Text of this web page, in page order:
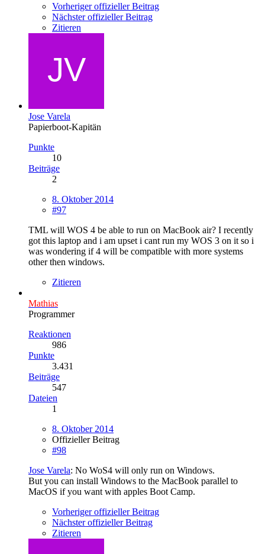
Vorheriger offizieller Beitrag
Nächster offizieller Beitrag
Zitieren
Jose Varela
Papierboot-Kapitän
Punkte
10
Beiträge
2
8. Oktober 2014
#97
TML will WOS 4 be able to run on MacBook air? I recently
got this laptop and i am upset i cant run my WOS 3 on it so i
was wondering if 4 will be compatible with more systems
other then windows.
Zitieren
Mathias
Programmer
Reaktionen
986
Punkte
3.431
Beiträge
547
Dateien
1
8. Oktober 2014
Offizieller Beitrag
#98
Jose Varela: No WoS4 will only run on Windows.
But you can install Windows to the MacBook parallel to
MacOS if you want with apples Boot Camp.
Vorheriger offizieller Beitrag
Nächster offizieller Beitrag
Zitieren